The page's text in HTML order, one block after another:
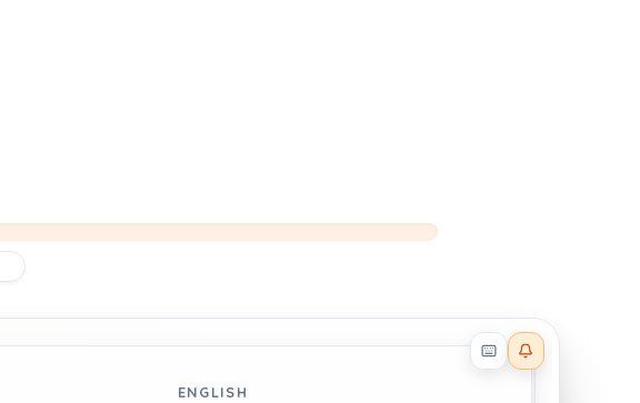
Reader effects on
ENGLISH